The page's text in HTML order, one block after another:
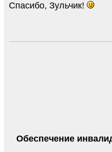
Спасибо, Зульчик!
Обеспечение